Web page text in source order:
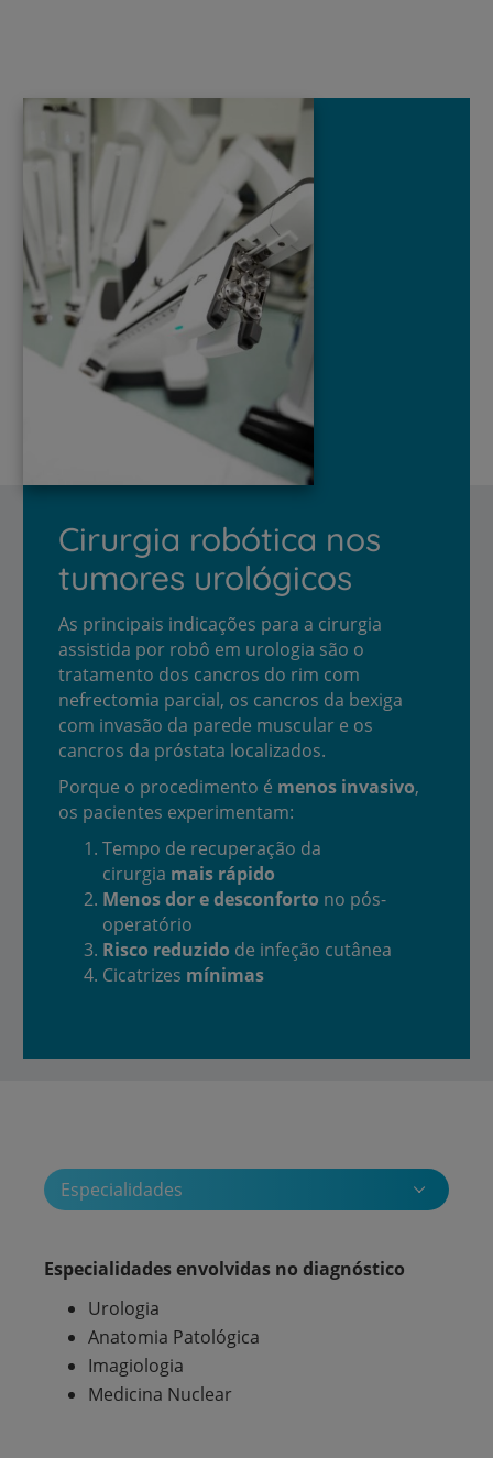
Cirurgia robótica nos
tumores urológicos
As principais indicações para a cirurgia
assistida por robô em urologia são o
tratamento dos cancros do rim com
nefrectomia parcial, os cancros da bexiga
com invasão da parede muscular e os
cancros da próstata localizados.
Porque o procedimento é menos invasivo,
os pacientes experimentam:
Tempo de recuperação da
cirurgia mais rápido
Menos dor e desconforto no pós-
operatório
Risco reduzido de infeção cutânea
Cicatrizes mínimas
Especialidades
Especialidades envolvidas no diagnóstico
Urologia
Anatomia Patológica
Imagiologia
Medicina Nuclear